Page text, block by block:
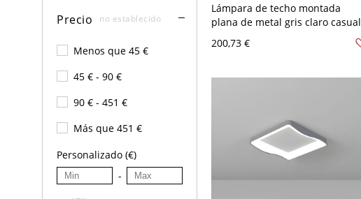
Precio no establecido
Menos que 45 €
45 € - 90 €
90 € - 451 €
Más que 451 €
Personalizado (€)
-
Lámpara de techo montada
plana de metal gris claro casual
cableado duro, 110V-120V, 16",
200,73 €